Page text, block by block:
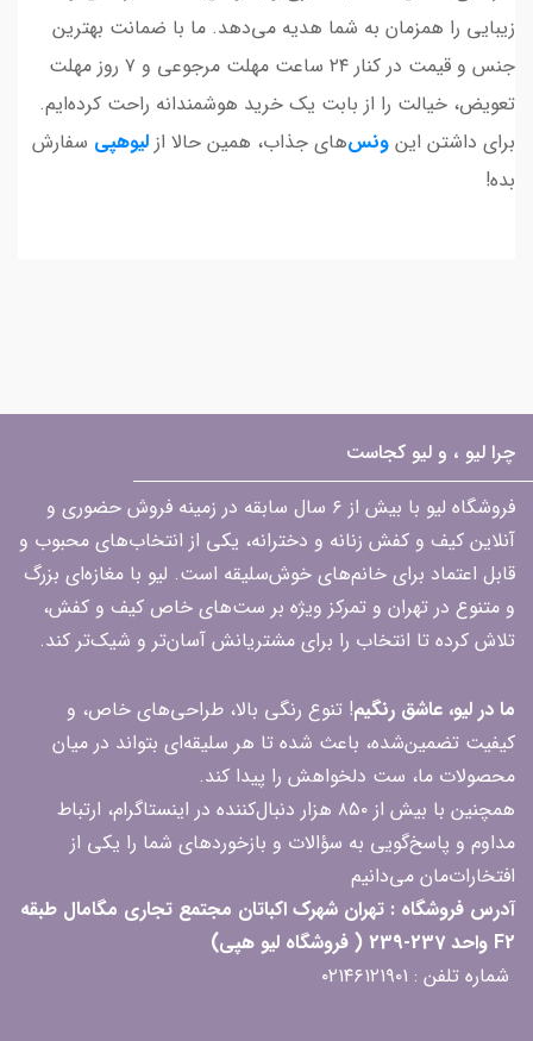
زیبایی را همزمان به شما هدیه می‌دهد. ما با ضمانت بهترین
جنس و قیمت در کنار ۲۴ ساعت مهلت مرجوعی و ۷ روز مهلت
تعویض، خیالت را از بابت یک خرید هوشمندانه راحت کرده‌ایم.
برای داشتن این ونس‌های جذاب، همین حالا از لیوهپی سفارش
بده!
چرا لیو ، و لیو کجاست
فروشگاه لیو با بیش از ۶ سال سابقه در زمینه فروش حضوری و
آنلاین کیف و کفش زنانه و دخترانه، یکی از انتخاب‌های محبوب و
قابل اعتماد برای خانم‌های خوش‌سلیقه است. لیو با مغازه‌ای بزرگ
و متنوع در تهران و تمرکز ویژه بر ست‌های خاص کیف و کفش،
تلاش کرده تا انتخاب را برای مشتریانش آسان‌تر و شیک‌تر کند.
ما در لیو، عاشق رنگیم! تنوع رنگی بالا، طراحی‌های خاص، و
کیفیت تضمین‌شده، باعث شده تا هر سلیقه‌ای بتواند در میان
محصولات ما، ست دلخواهش را پیدا کند.
همچنین با بیش از ۸۵۰ هزار دنبال‌کننده در اینستاگرام، ارتباط
مداوم و پاسخ‌گویی به سؤالات و بازخوردهای شما را یکی از
افتخارات‌مان می‌دانیم
آدرس فروشگاه : تهران شهرک اکباتان مجتمع تجاری مگامال طبقه
F2 واحد 237-239 ( فروشگاه لیو هپی)
شماره تلفن : ۰۲۱۴۶۱۲۱۹۰۱